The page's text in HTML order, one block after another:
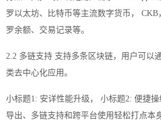
罗以太坊、比特币等主流数字货币，
罗余额、交易记录等。
2.2 多链支持 支持多条区块链，用户可以
类去中心化应用。
小标题1: 安详性能升级， 小标题2: 便捷
导出、多链支持和跨平台使用轻松打点本